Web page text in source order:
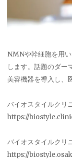
NMNや幹細胞を用
します。話題のダー
美容機器を導入し、
バイオスタイルクリ
https://
バイオスタイルクリ
https://